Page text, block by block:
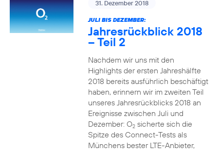
31. Dezember 2018
JULI BIS DEZEMBER:
Jahresrückblick 2018
– Teil 2
Nachdem wir uns mit den
Highlights der ersten Jahreshälfte
2018 bereits ausführlich beschäftigt
haben, erinnern wir im zweiten Teil
unseres Jahresrückblicks 2018 an
Ereignisse zwischen Juli und
Dezember: O2sicherte sich die
Spitze des Connect-Tests als
Münchens bester LTE-Anbieter,